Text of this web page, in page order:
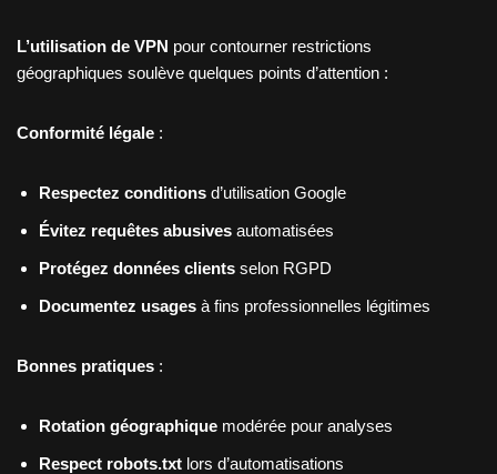
L’utilisation de VPN pour contourner restrictions
géographiques soulève quelques points d’attention :
Conformité légale :
Respectez conditions d’utilisation Google
Évitez requêtes abusives automatisées
Protégez données clients selon RGPD
Documentez usages à fins professionnelles légitimes
Bonnes pratiques :
Rotation géographique modérée pour analyses
Respect robots.txt lors d’automatisations